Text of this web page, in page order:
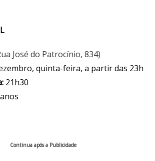
José do Patrocínio, 834)
quinta-feira, a partir das 23h
21h30
Continua após a Publicidade